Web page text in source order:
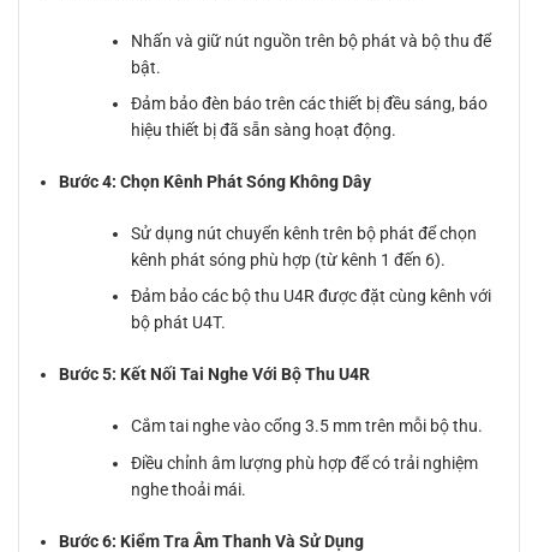
Nhấn và giữ nút nguồn trên bộ phát và bộ thu để
bật.
Đảm bảo đèn báo trên các thiết bị đều sáng, báo
hiệu thiết bị đã sẵn sàng hoạt động.
Bước 4: Chọn Kênh Phát Sóng Không Dây
Sử dụng nút chuyển kênh trên bộ phát để chọn
kênh phát sóng phù hợp (từ kênh 1 đến 6).
Đảm bảo các bộ thu U4R được đặt cùng kênh với
bộ phát U4T.
Bước 5: Kết Nối Tai Nghe Với Bộ Thu U4R
Cắm tai nghe vào cổng 3.5 mm trên mỗi bộ thu.
Điều chỉnh âm lượng phù hợp để có trải nghiệm
nghe thoải mái.
Bước 6: Kiểm Tra Âm Thanh Và Sử Dụng